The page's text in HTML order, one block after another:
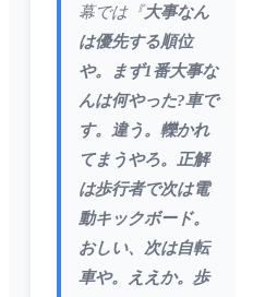
幕では『大事なん
は優先する順位
や。まず1番大事な
んは何やった?車で
す。違う。轢かれ
てまうやろ。正解
は歩行者で次は電
動キックボード。
おしい、次は自転
車や。ええか。歩